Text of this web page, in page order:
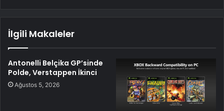
İlgili Makaleler
Antonelli Belçika GP’sinde
Polde, Verstappen İkinci
Ağustos 5, 2026